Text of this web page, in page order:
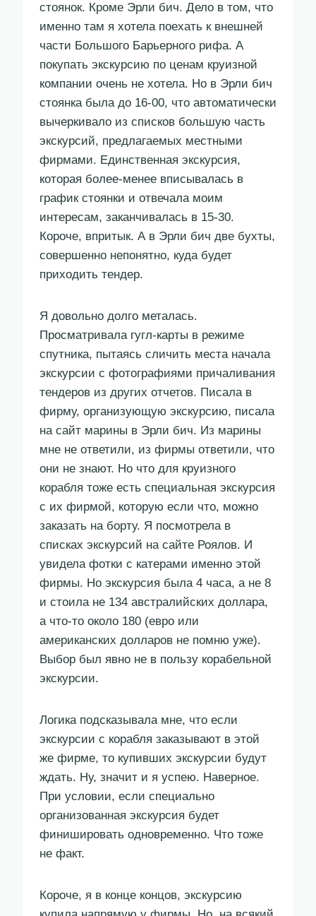
стоянок. Кроме Эрли бич. Дело в том, что
именно там я хотела поехать к внешней
части Большого Барьерного рифа. А
покупать экскурсию по ценам круизной
компании очень не хотела. Но в Эрли бич
стоянка была до 16-00, что автоматически
вычеркивало из списков большую часть
экскурсий, предлагаемых местными
фирмами. Единственная экскурсия,
которая более-менее вписывалась в
график стоянки и отвечала моим
интересам, заканчивалась в 15-30.
Короче, впритык. А в Эрли бич две бухты,
совершенно непонятно, куда будет
приходить тендер.
Я довольно долго металась.
Просматривала гугл-карты в режиме
спутника, пытаясь сличить места начала
экскурсии с фотографиями причаливания
тендеров из других отчетов. Писала в
фирму, организующую экскурсию, писала
на сайт марины в Эрли бич. Из марины
мне не ответили, из фирмы ответили, что
они не знают. Но что для круизного
корабля тоже есть специальная экскурсия
с их фирмой, которую если что, можно
заказать на борту. Я посмотрела в
списках экскурсий на сайте Роялов. И
увидела фотки с катерами именно этой
фирмы. Но экскурсия была 4 часа, а не 8
и стоила не 134 австралийских доллара,
а что-то около 180 (евро или
американских долларов не помню уже).
Выбор был явно не в пользу корабельной
экскурсии.
Логика подсказывала мне, что если
экскурсии с корабля заказывают в этой
же фирме, то купивших экскурсии будут
ждать. Ну, значит и я успею. Наверное.
При условии, если специально
организованная экскурсия будет
финишировать одновременно. Что тоже
не факт.
Короче, я в конце концов, экскурсию